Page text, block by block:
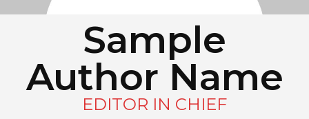
Sample
Author Name
EDITOR IN CHIEF